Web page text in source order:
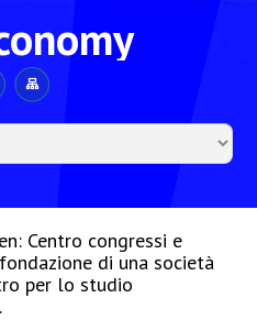
Centro congressi e
di una società
per lo studio